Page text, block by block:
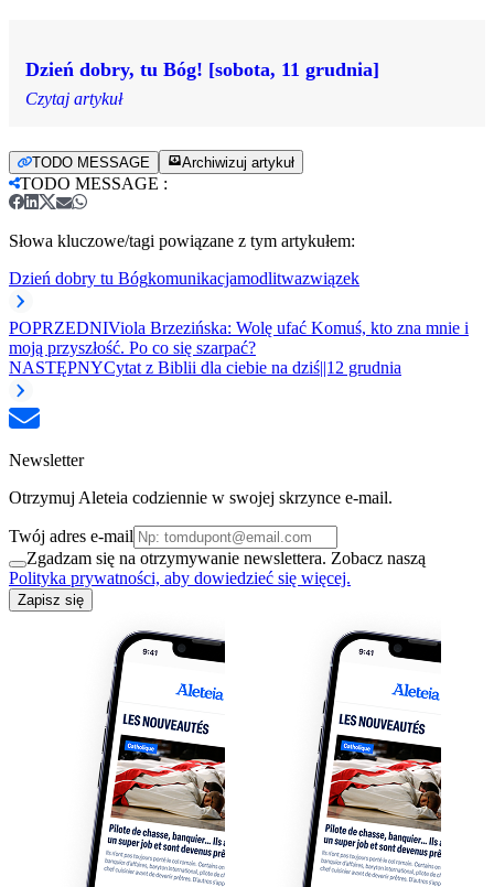
Dzień dobry, tu Bóg! [sobota, 11 grudnia]
Czytaj artykuł
TODO MESSAGE Archiwizuj artykuł
TODO MESSAGE :
Słowa kluczowe/tagi powiązane z tym artykułem:
Dzień dobry tu Bógkomunikacjamodlitwazwiązek
POPRZEDNIViola Brzezińska: Wolę ufać Komuś, kto zna mnie i
moją przyszłość. Po co się szarpać?
NASTĘPNYCytat z Biblii dla ciebie na dziś||12 grudnia
Newsletter
Otrzymuj Aleteia codziennie w swojej skrzynce e-mail.
Twój adres e-mail
Zgadzam się na otrzymywanie newslettera. Zobacz naszą
Polityka prywatności, aby dowiedzieć się więcej.
Zapisz się